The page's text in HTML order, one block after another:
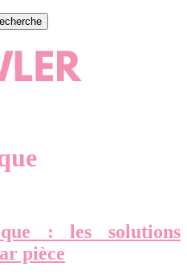
: les solutions
pièce